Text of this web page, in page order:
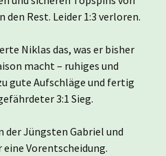
Rest. Leider 1:3 verloren.
Niklas das, was er bisher
macht – ruhiges und
gute Aufschläge und fertig
3:1 Sieg.
der Jüngsten Gabriel und
Vorentscheidung.